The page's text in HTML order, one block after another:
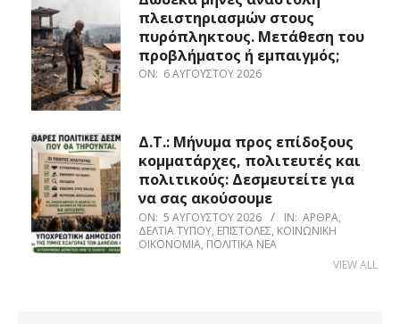
πλειστηριασμών στους
πυρόπληκτους. Μετάθεση του
προβλήματος ή εμπαιγμός;
ON: 6 ΑΥΓΟΎΣΤΟΥ 2026
Δ.Τ.: Μήνυμα προς επίδοξους
κομματάρχες, πολιτευτές και
πολιτικούς: Δεσμευτείτε για
να σας ακούσουμε
ON: 5 ΑΥΓΟΎΣΤΟΥ 2026 IN: ΆΡΘΡΑ,
ΔΕΛΤΊΑ ΤΎΠΟΥ, ΕΠΙΣΤΟΛΈΣ, ΚΟΙΝΩΝΙΚΉ
ΟΙΚΟΝΟΜΊΑ, ΠΟΛΙΤΙΚΆ ΝΈΑ
VIEW ALL